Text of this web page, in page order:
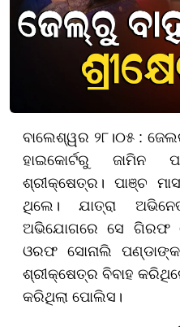
ବାଲେଶ୍ୱର ୨୮।୦୫ :
ହାଇକୋର୍ଟରୁ ଜାମିନ
ଶ୍ରୀକ୍ଷେତ୍ର। ପାଞ୍ଚ
ଥିଲେ। ଯାତ୍ରା
ଅଭିଯୋଗରେ ସେ ଗିରଫ
ଓରଫ ସୋନାଲି
ଶ୍ରୀକ୍ଷେତ୍ର ବିବାହ
କରିଥିଲା ପୋଲିସ।